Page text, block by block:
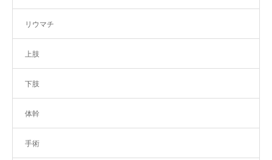
リウマチ
上肢
下肢
体幹
手術